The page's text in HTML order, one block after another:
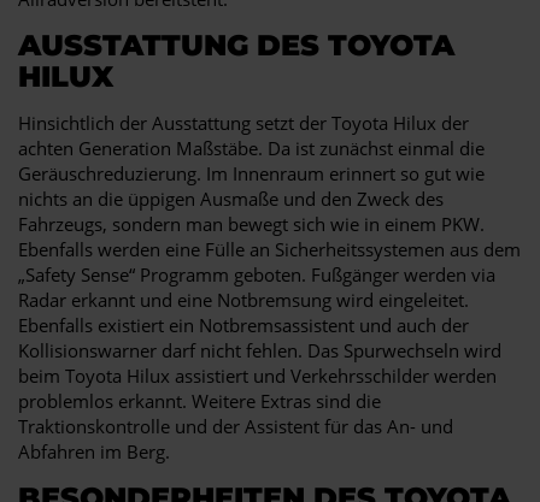
AUSSTATTUNG DES TOYOTA
HILUX
Hinsichtlich der Ausstattung setzt der Toyota Hilux der
achten Generation Maßstäbe. Da ist zunächst einmal die
Geräuschreduzierung. Im Innenraum erinnert so gut wie
nichts an die üppigen Ausmaße und den Zweck des
Fahrzeugs, sondern man bewegt sich wie in einem PKW.
Ebenfalls werden eine Fülle an Sicherheitssystemen aus dem
„Safety Sense“ Programm geboten. Fußgänger werden via
Radar erkannt und eine Notbremsung wird eingeleitet.
Ebenfalls existiert ein Notbremsassistent und auch der
Kollisionswarner darf nicht fehlen. Das Spurwechseln wird
beim Toyota Hilux assistiert und Verkehrsschilder werden
problemlos erkannt. Weitere Extras sind die
Traktionskontrolle und der Assistent für das An- und
Abfahren im Berg.